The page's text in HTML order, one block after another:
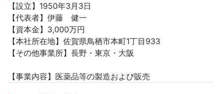
【設立】1950年3月3日
【代表者】伊藤　健一
【資本金】3,000万円
【本社所在地】佐賀県鳥栖市本町1丁目933
【その他事業所】長野・東京・大阪
【事業内容】医薬品等の製造および販売